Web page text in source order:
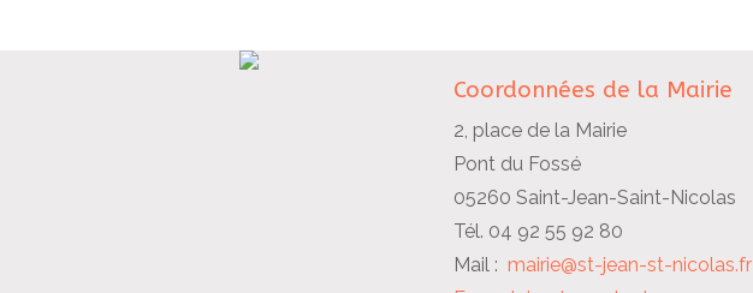
Coordonnées de la Mairie
2, place de la Mairie
Pont du Fossé
05260 Saint-Jean-Saint-Nicolas
Tél. 04 92 55 92 80
Mail :mairie@st-jean-st-nicolas.fr